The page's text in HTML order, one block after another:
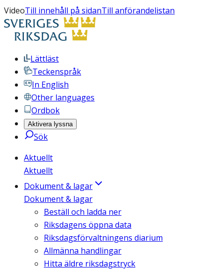
VideoTill innehåll på sidanTill anförandelistan
Lättläst
Teckenspråk
In English
Other languages
Ordbok
Aktivera lyssna
Sök
Aktuellt
Aktuellt
Dokument & lagar
Dokument & lagar
Beställ och ladda ner
Riksdagens öppna data
Riksdagsförvaltningens diarium
Allmänna handlingar
Hitta äldre riksdagstryck